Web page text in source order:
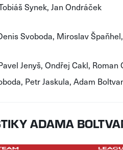
Synek, Jan Ondráček
Svoboda, Miroslav
Jenyš, Ondřej Cakl,
Petr Jaskula, Adam
ADAMA